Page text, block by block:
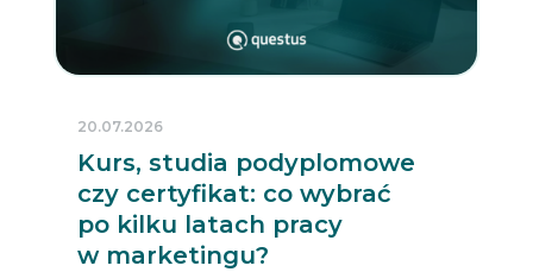
Kurs, studia podyplomowe
czy certyfikat: co wybrać
po kilku latach pracy
w marketingu?
20.07.2026